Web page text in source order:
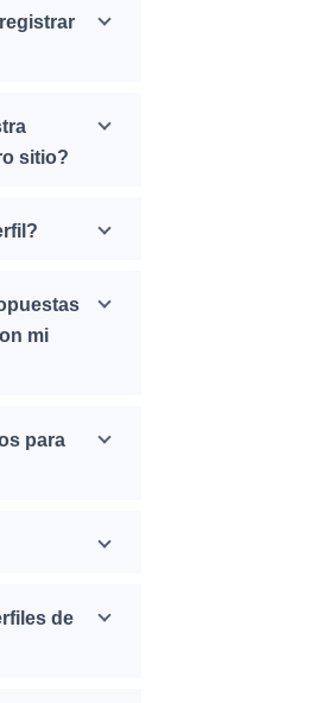
sitio?
mi
para
de